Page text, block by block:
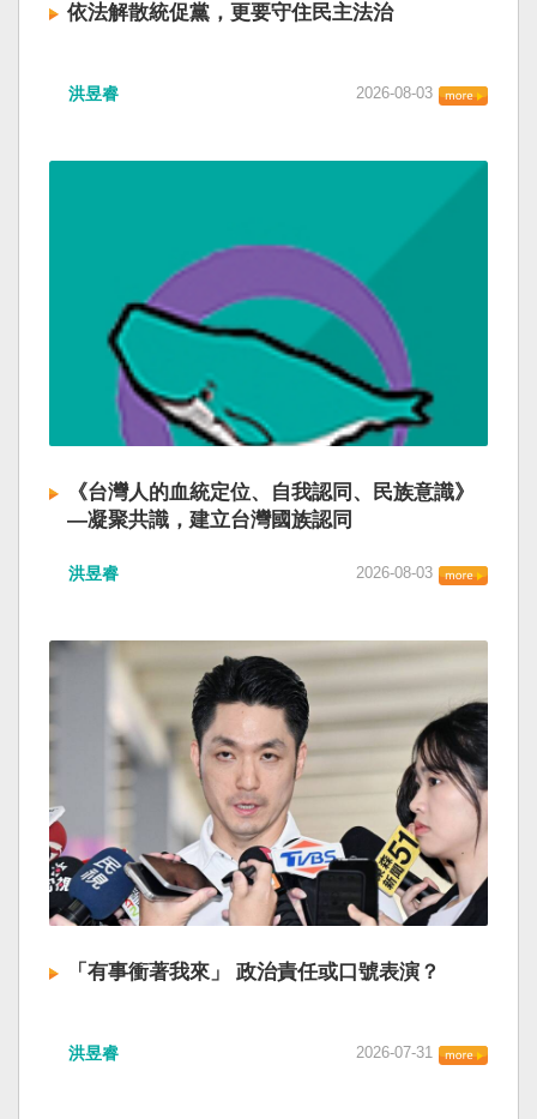
依法解散統促黨，更要守住民主法治
洪昱睿 2026-08-03
《台灣人的血統定位、自我認同、民族意識》
—凝聚共識，建立台灣國族認同
洪昱睿 2026-08-03
「有事衝著我來」 政治責任或口號表演？
洪昱睿 2026-07-31